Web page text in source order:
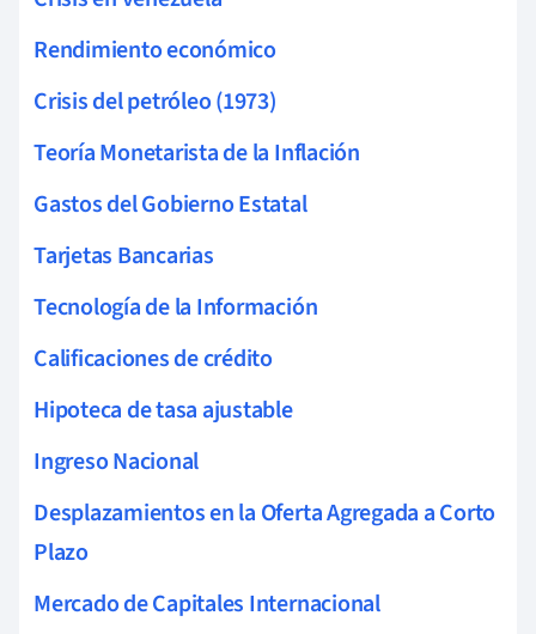
Rendimiento económico
Crisis del petróleo (1973)
Teoría Monetarista de la Inflación
Gastos del Gobierno Estatal
Tarjetas Bancarias
Tecnología de la Información
Calificaciones de crédito
Hipoteca de tasa ajustable
Ingreso Nacional
Desplazamientos en la Oferta Agregada a Corto
Plazo
Mercado de Capitales Internacional